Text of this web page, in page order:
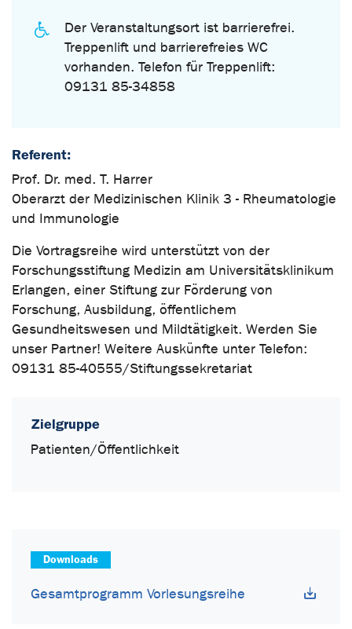
Der Veranstaltungsort ist barrierefrei.
Treppenlift und barrierefreies WC
vorhanden. Telefon für Treppenlift:
09131 85-34858
Referent:
Prof. Dr. med. T. Harrer
Oberarzt der Medizinischen Klinik 3 - Rheumatologie
und Immunologie
Die Vortragsreihe wird unterstützt von der
Forschungsstiftung Medizin am Universitätsklinikum
Erlangen, einer Stiftung zur Förderung von
Forschung, Ausbildung, öffentlichem
Gesundheitswesen und Mildtätigkeit. Werden Sie
unser Partner! Weitere Auskünfte unter Telefon:
09131 85-40555/Stiftungssekretariat
Zielgruppe
Patienten/Öffentlichkeit
Downloads
Gesamtprogramm Vorlesungsreihe